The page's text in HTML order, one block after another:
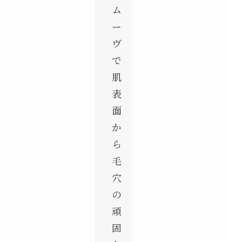
ム
ー
ヴ
で
肌
表
面
か
ら
毛
穴
の
頑
固